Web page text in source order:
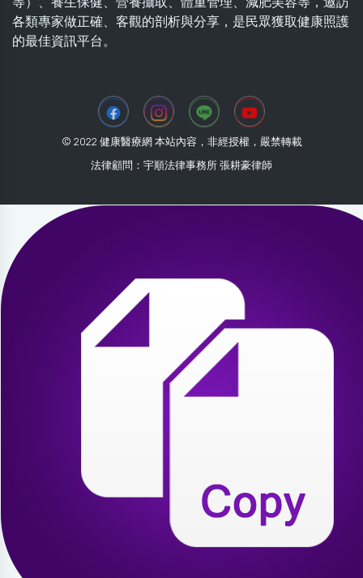
各類專家做正確、客觀的剖析與分享，是民眾獲取健康照護
的最佳資訊平台。
© 2022 健康醫療網 本站內容，非經授權，嚴禁轉載
法律顧問：宇順法律事務所 張耕豪律師